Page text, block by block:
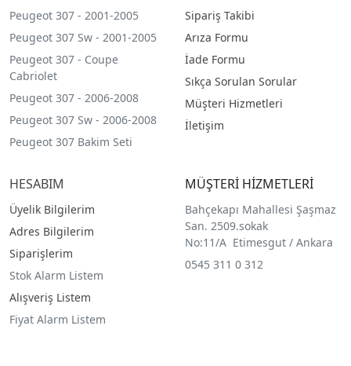
Peugeot 307 - 2001-2005
Peugeot 307 Sw - 2001-2005
Peugeot 307 - Coupe
Cabriolet
Peugeot 307 - 2006-2008
Peugeot 307 Sw - 2006-2008
Peugeot 307 Bakim Seti
Sipariş Takibi
Arıza Formu
İade Formu
Sıkça Sorulan Sorular
Müşteri Hizmetleri
İletişim
HESABIM
Üyelik Bilgilerim
Adres Bilgilerim
Siparişlerim
Stok Alarm Listem
Alışveriş Listem
Fiyat Alarm Listem
MÜŞTERİ HİZMETLERİ
Bahçekapı Mahallesi Şaşmaz
San. 2509.sokak
No:11/A Etimesgut / Ankara
0545 311 0 312